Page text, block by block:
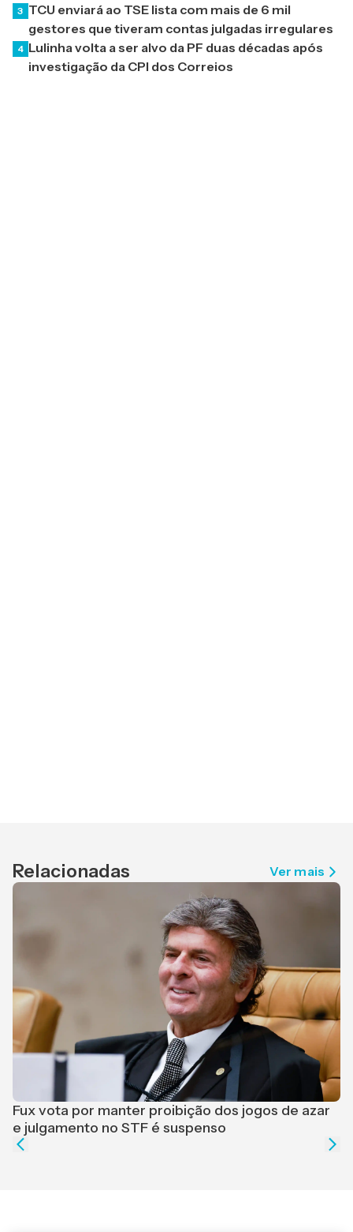
3 TCU enviará ao TSE lista com mais de 6 mil
gestores que tiveram contas julgadas irregulares
4 Lulinha volta a ser alvo da PF duas décadas após
investigação da CPI dos Correios
Relacionadas Ver mais
Fux vota por manter proibição dos jogos de azar
e julgamento no STF é suspenso